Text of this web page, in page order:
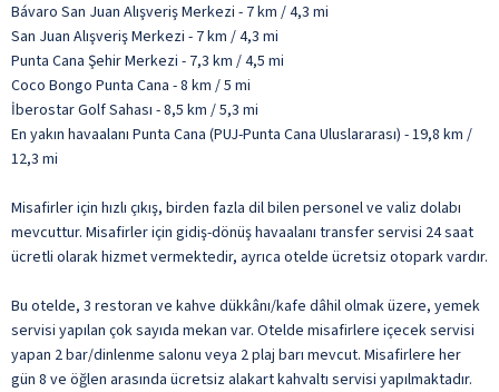
Bávaro San Juan Alışveriş Merkezi - 7 km / 4,3 mi
San Juan Alışveriş Merkezi - 7 km / 4,3 mi
Punta Cana Şehir Merkezi - 7,3 km / 4,5 mi
Coco Bongo Punta Cana - 8 km / 5 mi
İberostar Golf Sahası - 8,5 km / 5,3 mi
En yakın havaalanı Punta Cana (PUJ-Punta Cana Uluslararası) - 19,8 km /
12,3 mi
Misafirler için hızlı çıkış, birden fazla dil bilen personel ve valiz dolabı
mevcuttur. Misafirler için gidiş-dönüş havaalanı transfer servisi 24 saat
ücretli olarak hizmet vermektedir, ayrıca otelde ücretsiz otopark vardır.
Bu otelde, 3 restoran ve kahve dükkânı/kafe dâhil olmak üzere, yemek
servisi yapılan çok sayıda mekan var. Otelde misafirlere içecek servisi
yapan 2 bar/dinlenme salonu veya 2 plaj barı mevcut. Misafirlere her
gün 8 ve öğlen arasında ücretsiz alakart kahvaltı servisi yapılmaktadır.